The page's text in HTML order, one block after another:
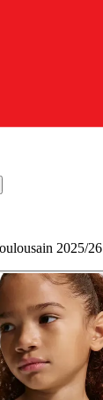
2025/26